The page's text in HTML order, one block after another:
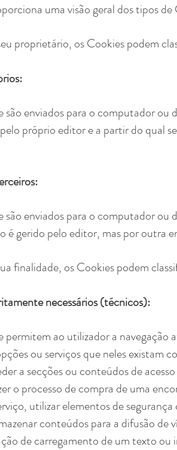
uma visão geral dos tipos
proprietário, os Cookies podem
são enviados para o computador
próprio editor e a partir do qual
são enviados para o computador
é gerido pelo editor, mas por outra
finalidade, os Cookies podem
necessários (técnicos):
permitem ao utilizador a
ou serviços que neles
a secções ou conteúdos de
o processo de compra de uma
utilizar elementos de
conteúdos para a difusão
de carregamento de um texto